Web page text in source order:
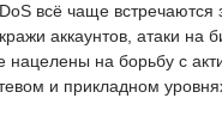
всё чаще встречаются
аккаунтов, атаки
нацелены на борьбу с
и прикладном